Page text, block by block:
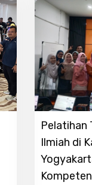
Pelatihan
Ilmiah di